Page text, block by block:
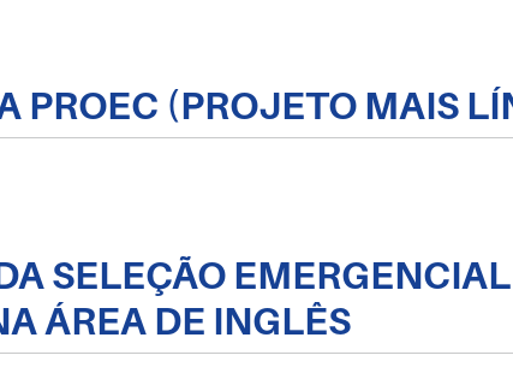
PROEC (PROJETO MAIS
SELEÇÃO
ÁREA DE INGLÊS